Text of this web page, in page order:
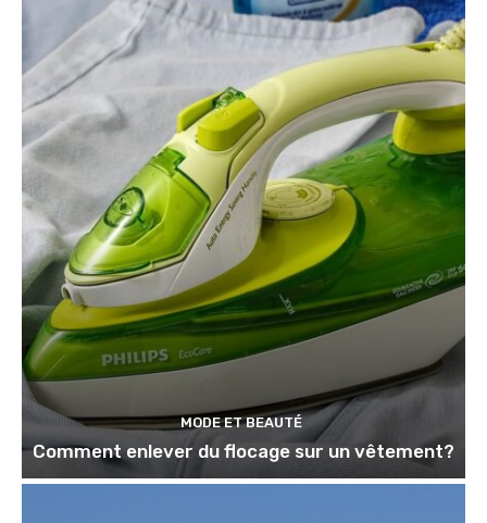
MODE ET BEAUTÉ
Comment enlever du flocage sur un vêtement?